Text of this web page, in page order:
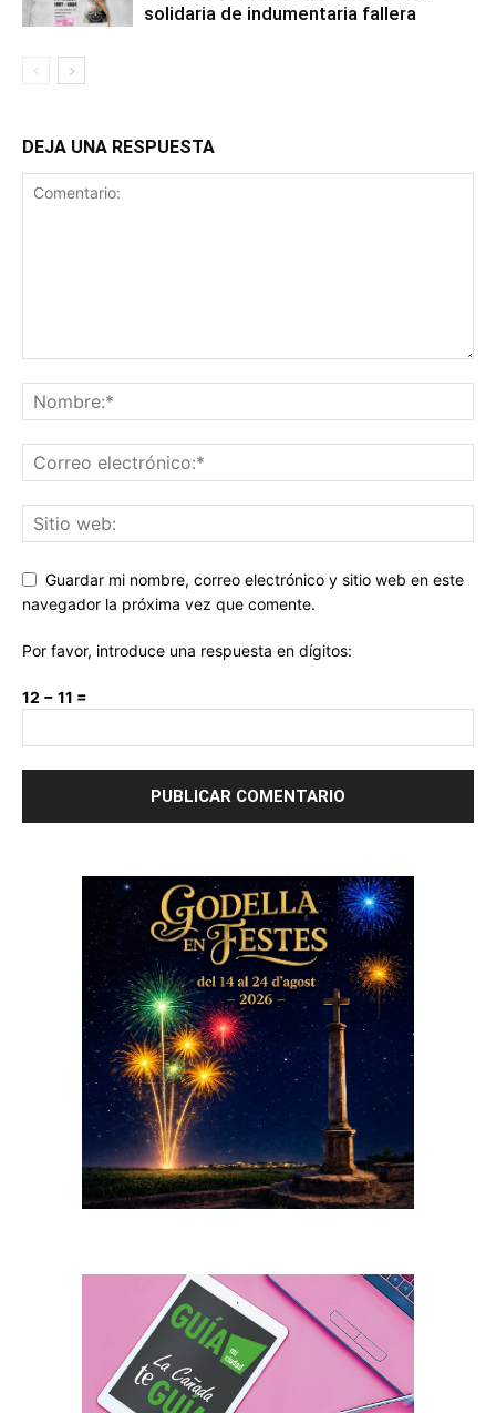
solidaria de indumentaria fallera
DEJA UNA RESPUESTA
Guardar mi nombre, correo electrónico y sitio web en este
navegador la próxima vez que comente.
Por favor, introduce una respuesta en dígitos:
12 − 11 =